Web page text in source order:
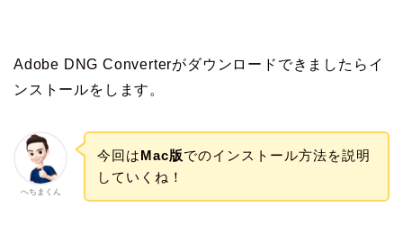
Adobe DNG Converterがダウンロードできましたらイ
ンストールをします。
へちまくん
今回はMac版でのインストール方法を説明
していくね！